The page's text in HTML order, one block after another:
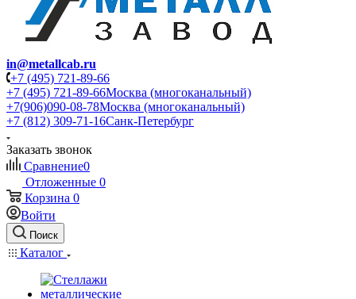
in@metallcab.ru
+7 (495) 721-89-66
+7 (495) 721-89-66Москва (многоканальный)
+7(906)090-08-78Москва (многоканальный)
+7 (812) 309-71-16Санк-Петербург
Заказать звонок
Сравнение0
Отложенные 0
Корзина 0
Войти
Поиск
Каталог